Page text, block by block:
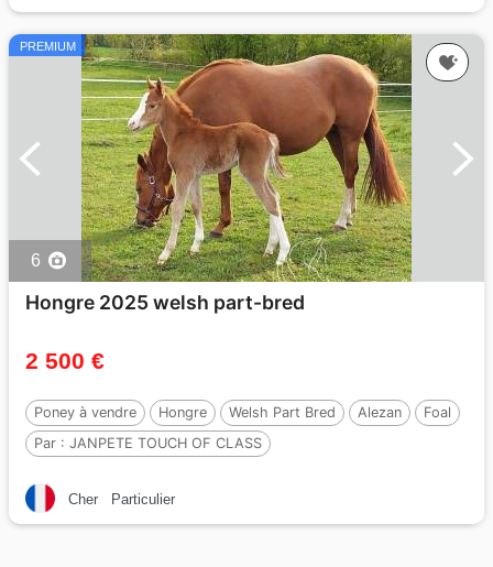
PREMIUM
6
Hongre 2025 welsh part-bred
2 500 €
Poney à vendre Hongre Welsh Part Bred Alezan
Foal
Par : JANPETE TOUCH OF CLASS
Cher Particulier